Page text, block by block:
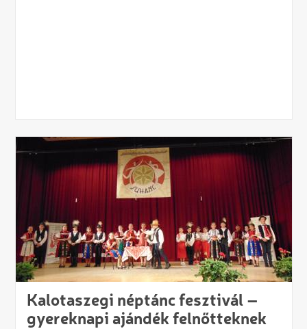
Kalotaszegi néptánc fesztivál –
gyereknapi ajándék felnőtteknek